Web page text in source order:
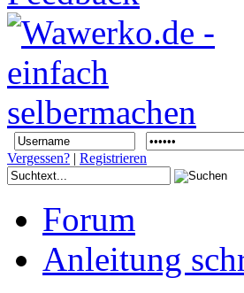
Vergessen? | Registrieren
Forum
Anleitung